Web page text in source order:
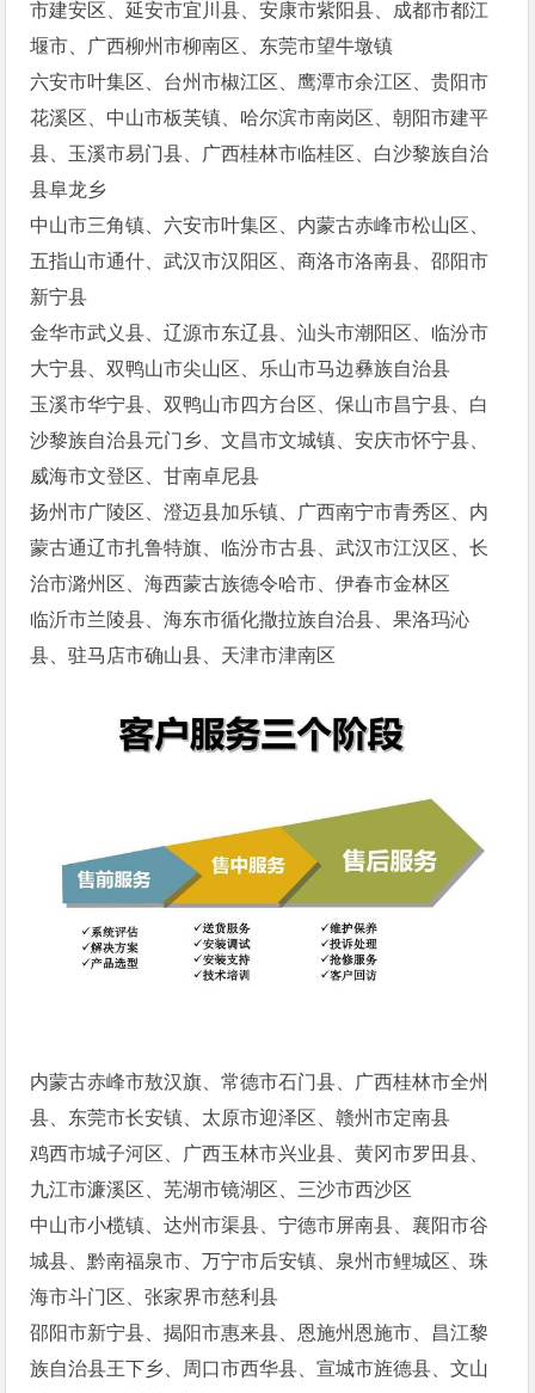
市建安区、延安市宜川县、安康市紫阳县、成都市都江
堰市、广西柳州市柳南区、东莞市望牛墩镇
六安市叶集区、台州市椒江区、鹰潭市余江区、贵阳市
花溪区、中山市板芙镇、哈尔滨市南岗区、朝阳市建平
县、玉溪市易门县、广西桂林市临桂区、白沙黎族自治
县阜龙乡
中山市三角镇、六安市叶集区、内蒙古赤峰市松山区、
五指山市通什、武汉市汉阳区、商洛市洛南县、邵阳市
新宁县
金华市武义县、辽源市东辽县、汕头市潮阳区、临汾市
大宁县、双鸭山市尖山区、乐山市马边彝族自治县
玉溪市华宁县、双鸭山市四方台区、保山市昌宁县、白
沙黎族自治县元门乡、文昌市文城镇、安庆市怀宁县、
威海市文登区、甘南卓尼县
扬州市广陵区、澄迈县加乐镇、广西南宁市青秀区、内
蒙古通辽市扎鲁特旗、临汾市古县、武汉市江汉区、长
治市潞州区、海西蒙古族德令哈市、伊春市金林区
临沂市兰陵县、海东市循化撒拉族自治县、果洛玛沁
县、驻马店市确山县、天津市津南区
内蒙古赤峰市敖汉旗、常德市石门县、广西桂林市全州
县、东莞市长安镇、太原市迎泽区、赣州市定南县
鸡西市城子河区、广西玉林市兴业县、黄冈市罗田县、
九江市濂溪区、芜湖市镜湖区、三沙市西沙区
中山市小榄镇、达州市渠县、宁德市屏南县、襄阳市谷
城县、黔南福泉市、万宁市后安镇、泉州市鲤城区、珠
海市斗门区、张家界市慈利县
邵阳市新宁县、揭阳市惠来县、恩施州恩施市、昌江黎
族自治县王下乡、周口市西华县、宣城市旌德县、文山